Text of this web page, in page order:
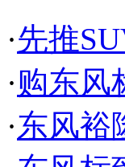
·先推
·购东风
·东风裕